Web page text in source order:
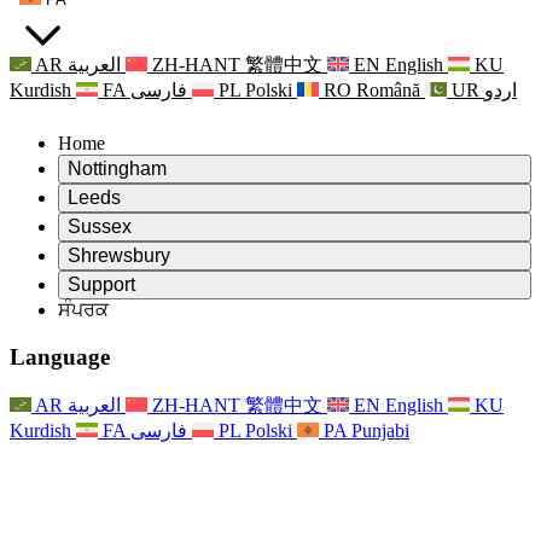
AR العربية ZH-HANT 繁體中文 EN English
KU
Kurdish
FA فارسی PL Polski RO Română UR اردو
Home
Nottingham
Review
ਸਮੀਖਿਆ ਦੇ ਚੇਅਰਮੈਨ
ਸੁਤੰਤਰ ਸਮੀਖਿਆ ਟੀਮ
ਸੰਦਰਭ ਦੀਆਂ ਸ਼ਰਤਾਂ
ਸੁਤੰਤਰ ਸਮੀਖਿਆ ਦੀ ਅੰਤਿਮ ਰਿਪੋਰਟ
ਅਕਸਰ ਪੁੱਛੇ ਜਾਣ ਵਾਲੇ ਸਵਾਲ
ਪਰਿਵਾਰਕ ਫੀਡਬੈਕ ਪ੍ਰਕਿਰਿਆ
ਨਿਊਜ਼ਲੈਟਰ
ਬਾਹਰ ਕੱਡਣਾ
Leeds
Review
ਸਮੀਖਿਆ ਦੇ ਚੇਅਰਮੈਨ
ਸੁਤੰਤਰ ਸਮੀਖਿਆ ਟੀਮ
ਹਵਾਲੇ ਦੀਆਂ ਸ਼ਰਤਾਂ
ਸੰਪਰਕ
ਪਰਿਵਾਰਾਂ ਲਈ ਮਨੋਵਿਗਿਆਨਕ ਸਹਾਇਤਾ
ਪਰਿਵਾਰਾਂ ਲਈ ਅੱਪਡੇਟ
ਘਟਨਾਵਾਂ
For Staff
ਸਟਾਫ ਲਈ ਸਹਾਇਤਾ
Sussex
Review
ਸਮੀਖਿਆ ਦੇ ਚੇਅਰਮੈਨ
ਸੁਤੰਤਰ ਸਮੀਖਿਆ ਟੀਮ
ਸੰਦਰਭ ਦੀਆਂ ਸ਼ਰਤਾਂ
For Families
ਪਰਿਵਾਰਾਂ ਲਈ ਅੱਪਡੇਟ
ਘਟਨਾਵਾਂ
Shrewsbury
Review
ਜਣੇਪਾ ਸਮੀਖਿਆ ਵਾਸਤੇ ਸੰਦਰਭ ਦੀਆਂ ਸ਼ਰਤਾਂ
ਸੁਤੰਤਰ ਸਮੀਖਿਆ ਦੀ ਅੰਤਿਮ ਰਿਪੋਰਟ
ਸੁਤੰਤਰ ਸਮੀਖਿਆ ਦੀ ਪਹਿਲੀ ਰਿਪੋਰਟ
For Families
ਅੱਪਡੇਟ
Support
Leeds
Nottingham
ਪਰਿਵਾਰਕ ਮਨੋਵਿਗਿਆਨਕ ਸਹਾਇਤਾ ਸੇਵਾ
ਮਾਨਸਿਕ ਸਿਹਤ ਸੰਕਟ ਸਹਾਇਤਾ
ਖੇਤਰੀ ਸੇਵਾਵਾਂ ਨੌਟਿੰਘਮ
National
ਸੰਪਰਕ
Language
AR العربية ZH-HANT 繁體中文 EN English
KU
Kurdish
FA فارسی PL Polski PA Punjabi